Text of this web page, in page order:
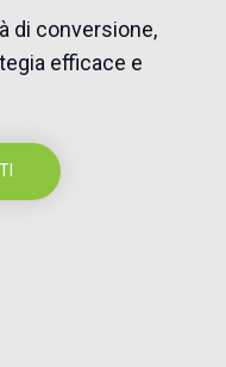
di conversione,
efficace e